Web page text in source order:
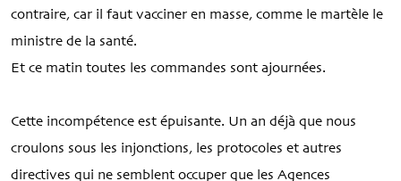
contraire, car il faut vacciner en masse, comme le martèle le
ministre de la santé.
Et ce matin toutes les commandes sont ajournées.
Cette incompétence est épuisante. Un an déjà que nous
croulons sous les injonctions, les protocoles et autres
directives qui ne semblent occuper que les Agences